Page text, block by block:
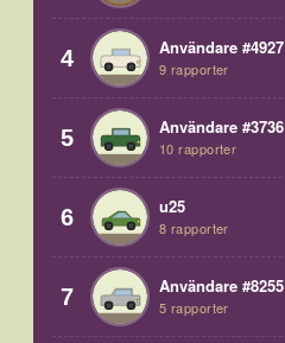
4 Användare #4927
9 rapporter
5 Användare #3736
10 rapporter
6 u25
8 rapporter
7 Användare #8255
5 rapporter